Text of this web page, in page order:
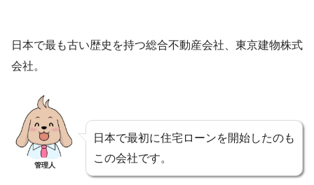
日本で最も古い歴史を持つ総合不動産会社、東京建物株式
会社。
管理人
日本で最初に住宅ローンを開始したのも
この会社です。